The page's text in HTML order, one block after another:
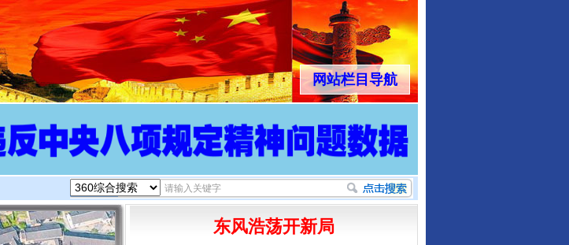
网站栏目导航
东风浩荡开新局